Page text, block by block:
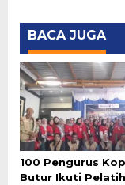
BACA JUGA
100 Pengurus
Butur Ikuti